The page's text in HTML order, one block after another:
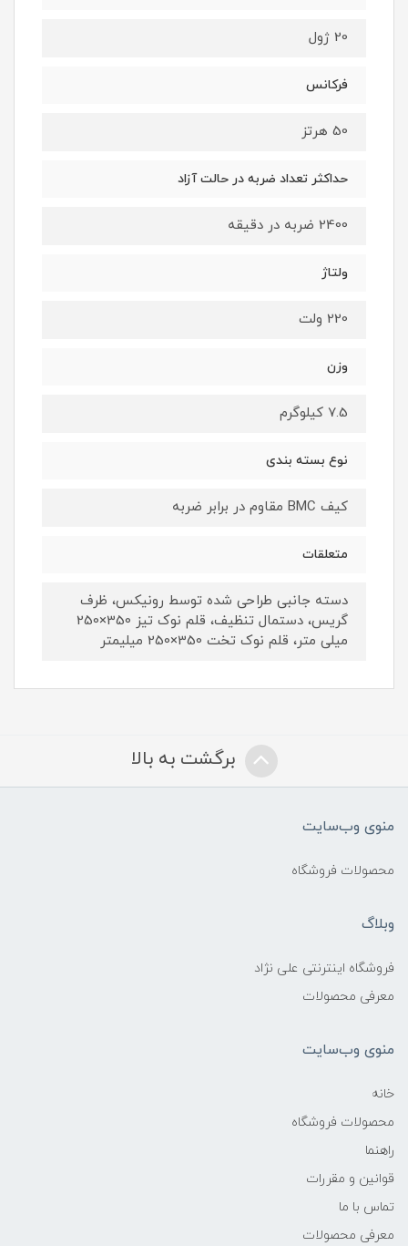
20 ژول
فرکانس
50 هرتز
حداکثر تعداد ضربه در حالت آزاد
2400 ضربه در دقیقه
ولتاژ
220 ولت
وزن
7.5 کیلوگرم
نوع بسته ‌بندی
کیف BMC مقاوم در برابر ضربه
متعلقات
دسته جانبی طراحی شده توسط رونیکس، ظرف
گریس، دستمال تنظیف، قلم نوک تیز 350×250
میلی متر، قلم نوک تخت 350×250 میلیمتر
برگشت به بالا
منوی وب‌سایت
محصولات فروشگاه
وبلاگ
فروشگاه اینترنتی علی نژاد
معرفی محصولات
منوی وب‌سایت
خانه
محصولات فروشگاه
راهنما
قوانین و مقررات
تماس با ما
معرفی محصولات